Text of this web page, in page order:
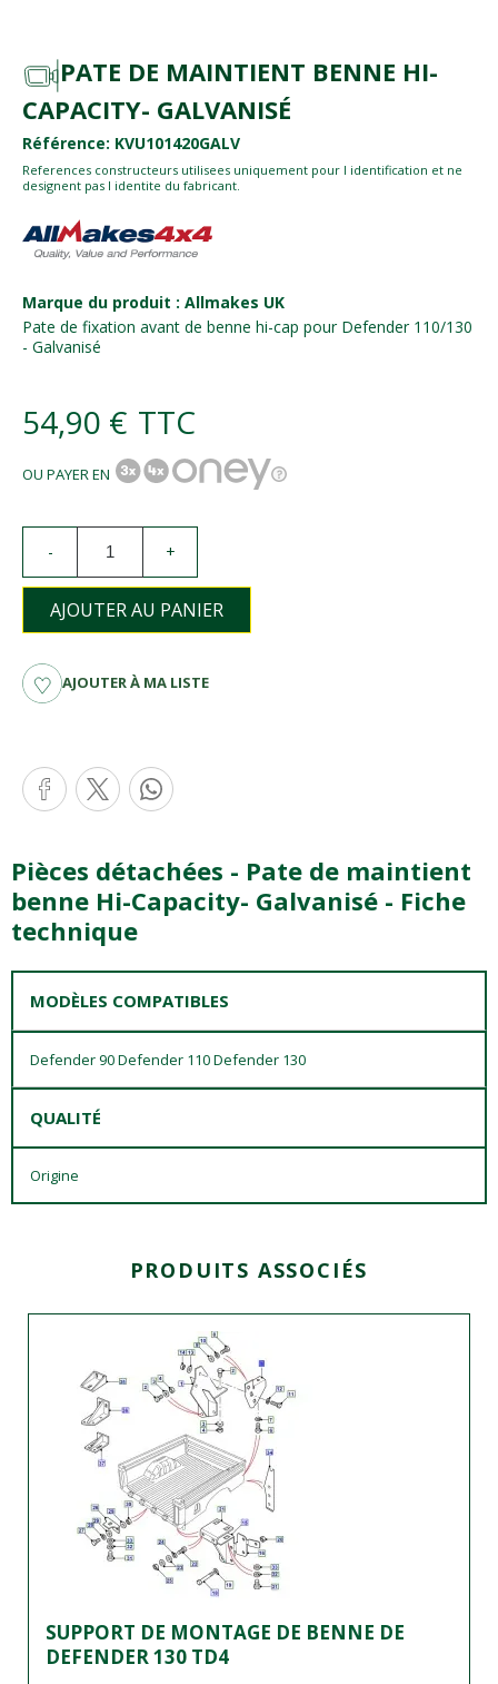
PATE DE MAINTIENT BENNE HI-
CAPACITY- GALVANISÉ
Référence: KVU101420GALV
References constructeurs utilisees uniquement pour l identification et ne
designent pas l identite du fabricant.
Marque du produit : Allmakes UK
Pate de fixation avant de benne hi-cap pour Defender 110/130
- Galvanisé
54,90 € TTC
OU PAYER EN
- +
AJOUTER AU PANIER
AJOUTER À MA LISTE
Pièces détachées - Pate de maintient
benne Hi-Capacity- Galvanisé - Fiche
technique
MODÈLES COMPATIBLES
Defender 90 Defender 110 Defender 130
QUALITÉ
Origine
PRODUITS ASSOCIÉS
SUPPORT DE MONTAGE DE BENNE DE
DEFENDER 130 TD4